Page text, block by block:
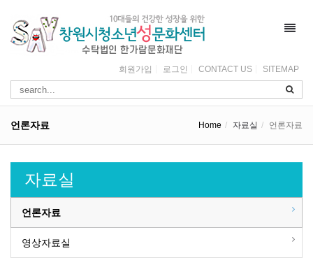
회원가입 로그인 CONTACT US SITEMAP
언론자료 Home 자료실 언론자료
자료실
언론자료
영상자료실